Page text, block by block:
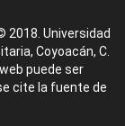
2018. Universidad
Coyoacán, C.
puede ser
cite la fuente de